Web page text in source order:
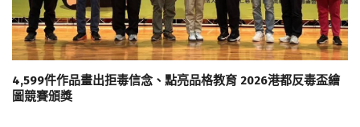
4,599件作品畫出拒毒信念、點亮品格教育 2026港都反毒盃繪
圖競賽頒獎